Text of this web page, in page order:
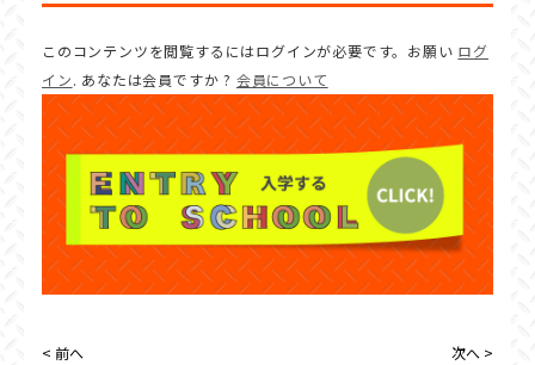
このコンテンツを閲覧するにはログインが必要です。お願い ログ
イン. あなたは会員ですか ? 会員について
< 前へ 次へ >